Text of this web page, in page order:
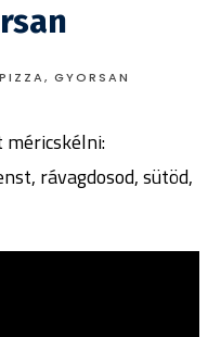
GYORSAN
méricskélni:
rávagdosod, sütöd,